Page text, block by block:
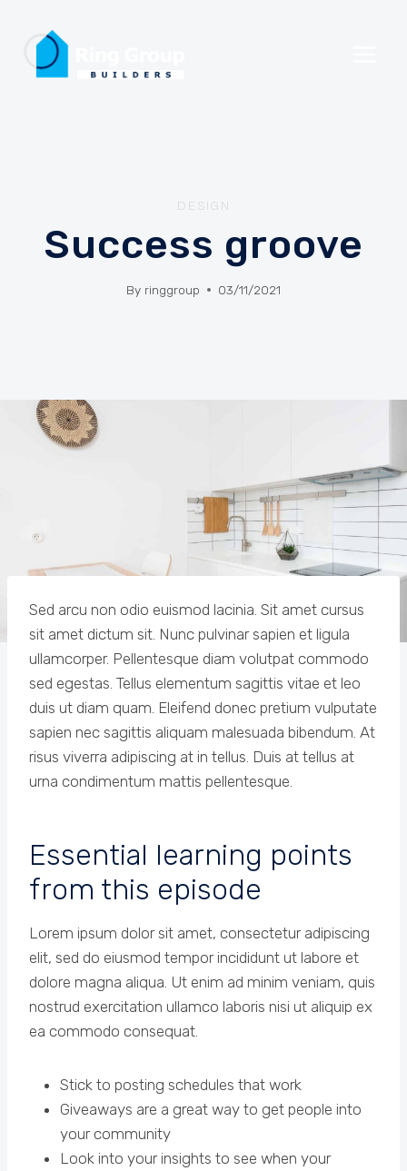
content
DESIGN
Success groove
By ringgroup 03/11/2021
Sed arcu non odio euismod lacinia. Sit amet cursus
sit amet dictum sit. Nunc pulvinar sapien et ligula
ullamcorper. Pellentesque diam volutpat commodo
sed egestas. Tellus elementum sagittis vitae et leo
duis ut diam quam. Eleifend donec pretium vulputate
sapien nec sagittis aliquam malesuada bibendum. At
risus viverra adipiscing at in tellus. Duis at tellus at
urna condimentum mattis pellentesque.
Essential learning points
from this episode
Lorem ipsum dolor sit amet, consectetur adipiscing
elit, sed do eiusmod tempor incididunt ut labore et
dolore magna aliqua. Ut enim ad minim veniam, quis
nostrud exercitation ullamco laboris nisi ut aliquip ex
ea commodo consequat.
Stick to posting schedules that work
Giveaways are a great way to get people into
your community
Look into your insights to see when your